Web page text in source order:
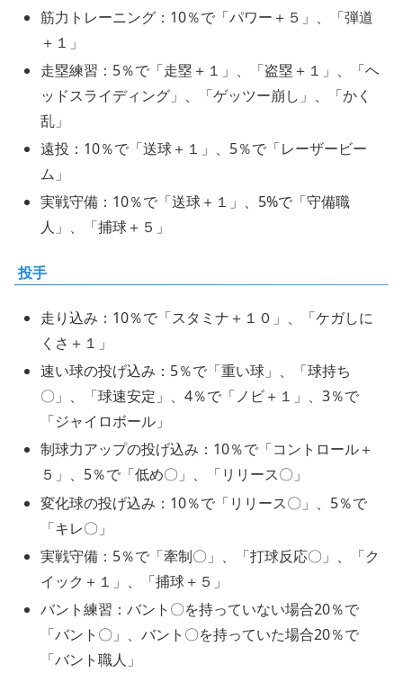
筋力トレーニング：10％で「パワー＋５」、「弾道
＋１」
走塁練習：5％で「走塁＋１」、「盗塁＋１」、「ヘ
ッドスライディング」、「ゲッツー崩し」、「かく
乱」
遠投：10％で「送球＋１」、5％で「レーザービー
ム」
実戦守備：10％で「送球＋１」、5%で「守備職
人」、「捕球＋５」
投手
走り込み：10％で「スタミナ＋１０」、「ケガしに
くさ＋１」
速い球の投げ込み：5％で「重い球」、「球持ち
〇」、「球速安定」、4％で「ノビ＋１」、3％で
「ジャイロボール」
制球力アップの投げ込み：10％で「コントロール＋
５」、5％で「低め〇」、「リリース〇」
変化球の投げ込み：10％で「リリース〇」、5％で
「キレ〇」
実戦守備：5％で「牽制〇」、「打球反応〇」、「ク
イック＋１」、「捕球＋５」
バント練習：バント〇を持っていない場合20％で
「バント〇」、バント〇を持っていた場合20％で
「バント職人」